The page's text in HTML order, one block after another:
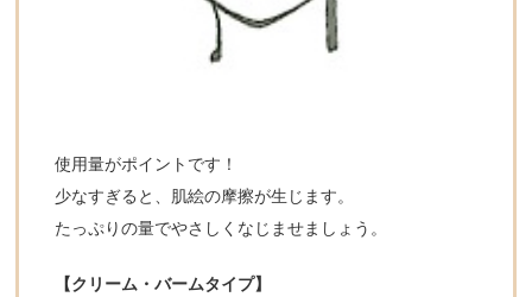
使用量がポイントです！
少なすぎると、肌絵の摩擦が生じます。
たっぷりの量でやさしくなじませましょう。
【クリーム・バームタイプ】